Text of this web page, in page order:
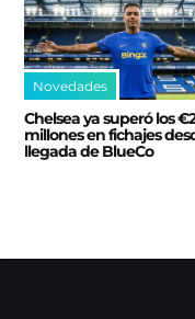
Novedades
Chelsea ya superó los
millones en fichajes
llegada de BlueCo